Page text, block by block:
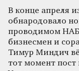
В конце апреля
обнародовало
проводимом
бизнесмен и
Тимур Миндич
тот момент